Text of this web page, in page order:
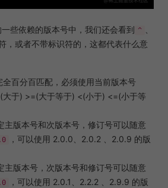
依赖的版本号中，我们还会看到 ^
，或者不带标识符的，这都代表什么意
百分百匹配，必须使用当前版本号
大于) >=(大于等于) <(小于) <=(小于等
主版本号和次版本号，修订号可以随意
，可以使用 2.0.0、2.0.2 、2.0.9 的版
主版本号，次版本号和修订号可以随意
，可以使用 2.0.1、2.2.2 、2.9.9 的版